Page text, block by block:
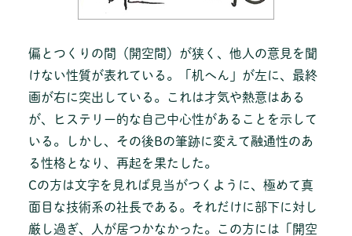
偏とつくりの間（開空間）が狭く、他人の意見を聞
けない性質が表れている。「机へん」が左に、最終
画が右に突出している。これは才気や熱意はある
が、ヒステリー的な自己中心性があることを示して
いる。しかし、その後Bの筆跡に変えて融通性のあ
る性格となり、再起を果たした。
Cの方は文字を見れば見当がつくように、極めて真
面目な技術系の社長である。それだけに部下に対し
厳し過ぎ、人が居つかなかった。この方には「開空